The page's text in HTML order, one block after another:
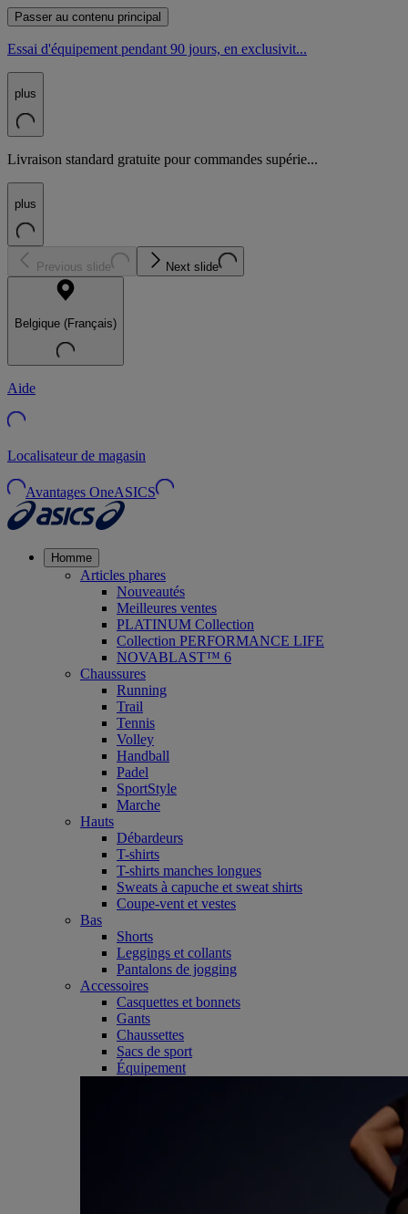
Passer au contenu principal
Essai d'équipement pendant 90 jours, en exclusivit...
plus
Livraison standard gratuite pour commandes supérie...
plus
Previous slide Next slide
Belgique (Français)
Aide
Localisateur de magasin
Avantages OneASICS
Homme
Articles phares
Nouveautés
Meilleures ventes
PLATINUM Collection
Collection PERFORMANCE LIFE
NOVABLAST™ 6
Chaussures
Running
Trail
Tennis
Volley
Handball
Padel
SportStyle
Marche
Hauts
Débardeurs
T-shirts
T-shirts manches longues
Sweats à capuche et sweat shirts
Coupe-vent et vestes
Bas
Shorts
Leggings et collants
Pantalons de jogging
Accessoires
Casquettes et bonnets
Gants
Chaussettes
Sacs de sport
Équipement